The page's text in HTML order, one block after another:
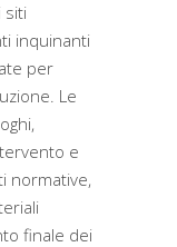
siti
inquinanti
per
Le
e
normative,
finale dei